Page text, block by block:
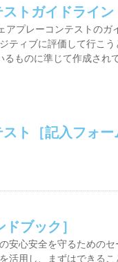
トガイドライン
アプレーコンテストのガ
ティブに評価して行こう
ものに準じて作成され
ト［記入フォー
ブック］
安心安全を守るための
活用し、まずはできるこ